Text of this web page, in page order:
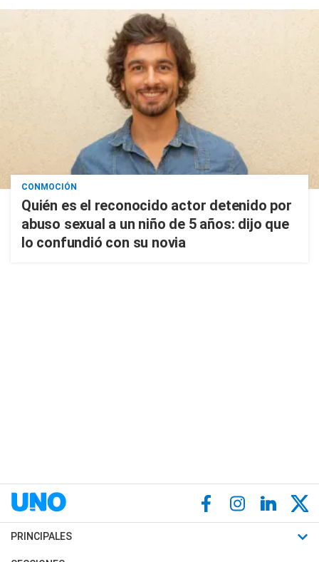
CONMOCIÓN
Quién es el reconocido actor detenido por
abuso sexual a un niño de 5 años: dijo que
lo confundió con su novia
PRINCIPALES